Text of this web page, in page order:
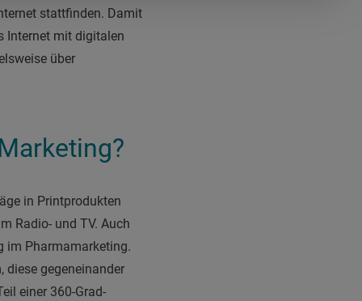
stattfinden. Damit
Internet mit digitalen
über
in Printprodukten
Radio- und TV. Auch
im Pharmamarketing.
diese gegeneinander
einer 360-Grad-